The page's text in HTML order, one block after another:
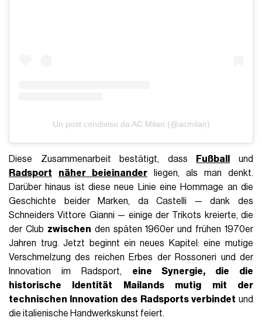
Un post condiviso da AC Milan (@acmilan)
Diese Zusammenarbeit bestätigt, dass Fußball
und
Radsport
näher beieinander liegen, als man denkt.
Darüber hinaus ist diese neue Linie eine Hommage an die
Geschichte beider Marken, da Castelli — dank des
Schneiders Vittore Gianni — einige der Trikots kreierte, die
der Club zwischen den späten 1960er und frühen 1970er
Jahren trug. Jetzt beginnt ein neues Kapitel: eine mutige
Verschmelzung des reichen Erbes der Rossoneri und der
Innovation im Radsport, eine Synergie, die die
historische Identität Mailands mutig mit der
technischen Innovation des Radsports verbindet und
die italienische Handwerkskunst feiert.